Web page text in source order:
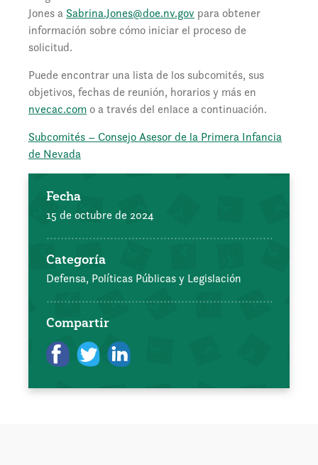
Jones a Sabrina.Jones@doe.nv.gov para obtener
información sobre cómo iniciar el proceso de
solicitud.
Puede encontrar una lista de los subcomités, sus
objetivos, fechas de reunión, horarios y más en
nvecac.com o a través del enlace a continuación.
Subcomités – Consejo Asesor de la Primera Infancia
de Nevada
Fecha
15 de octubre de 2024
Categoría
Defensa, Políticas Públicas y Legislación
Compartir